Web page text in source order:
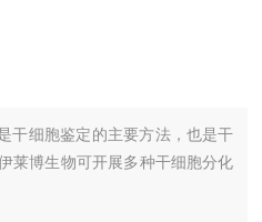
干细胞鉴定的主要方法，也是干
莱博生物可开展多种干细胞分化